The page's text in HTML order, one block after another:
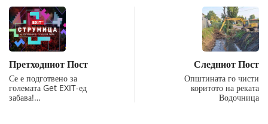
Претходниот Пост
Се е подготвено за
големата Get EXIT-ед
забава!…
Следниот Пост
Општината го чисти
коритото на реката
Водочница